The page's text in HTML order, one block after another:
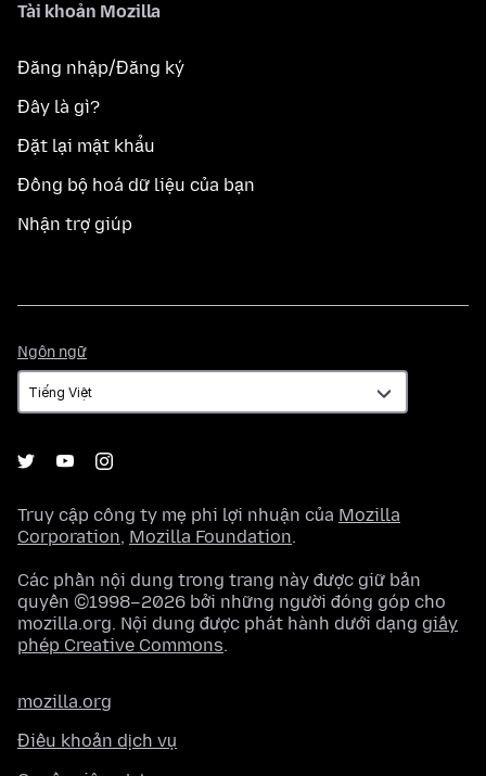
Tài khoản Mozilla
Đăng nhập/Đăng ký
Đây là gì?
Đặt lại mật khẩu
Đồng bộ hoá dữ liệu của bạn
Nhận trợ giúp
Ngôn ngữ
ngữ
Truy cập công ty mẹ phi lợi nhuận của Mozilla
Corporation, Mozilla Foundation.
Các phần nội dung trong trang này được giữ bản
quyền ©1998–2026 bởi những người đóng góp cho
mozilla.org. Nội dung được phát hành dưới dạng giấy
phép Creative Commons.
mozilla.org
Điều khoản dịch vụ